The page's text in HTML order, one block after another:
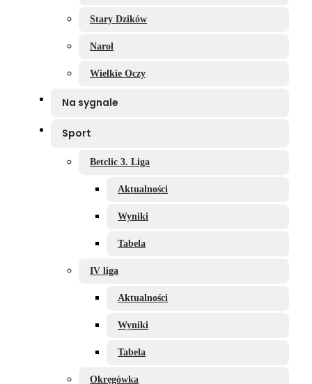
Stary Dzików
Narol
Wielkie Oczy
Na sygnale
Sport
Betclic 3. Liga
Aktualności
Wyniki
Tabela
IV liga
Aktualności
Wyniki
Tabela
Okręgówka